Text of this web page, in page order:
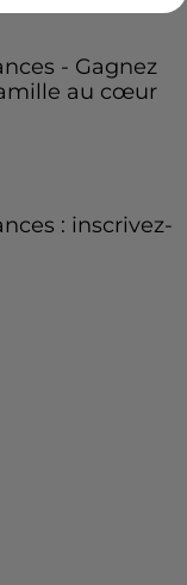
- Gagnez
au cœur
: inscrivez-